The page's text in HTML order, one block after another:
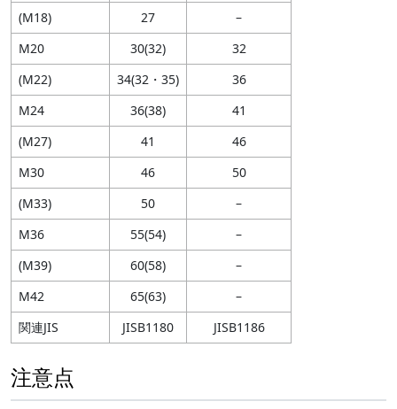
(M18)
27
–
M20
30(32)
32
(M22)
34(32・35)
36
M24
36(38)
41
(M27)
41
46
M30
46
50
(M33)
50
–
M36
55(54)
–
(M39)
60(58)
–
M42
65(63)
–
関連JIS
JISB1180 JISB1186
注意点